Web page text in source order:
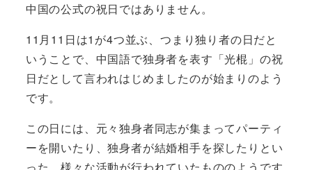
中国の公式の祝日ではありません。
11月11日は1が4つ並ぶ、つまり独り者の日だと
いうことで、中国語で独身者を表す「光棍」の祝
日だとして言われはじめましたのが始まりのよう
です。
この日には、元々独身者同志が集まってパーティ
ーを開いたり、独身者が結婚相手を探したりとい